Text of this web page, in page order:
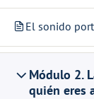
El sonido
Módulo 2.
quién eres